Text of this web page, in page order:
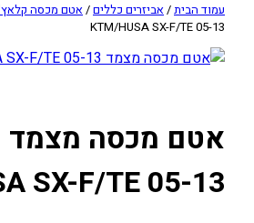
עמוד הבית/אביזרים כללים/אטם מכסה
KTM/HUSA SX-F/TE 05-13
אטם מכסה מצמד
SX-F/TE 05-13